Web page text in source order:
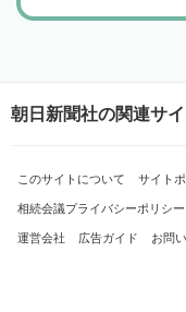
朝日新聞社の関連サイ
このサイトについて サイト
相続会議プライバシーポリシー
運営会社 広告ガイド お問